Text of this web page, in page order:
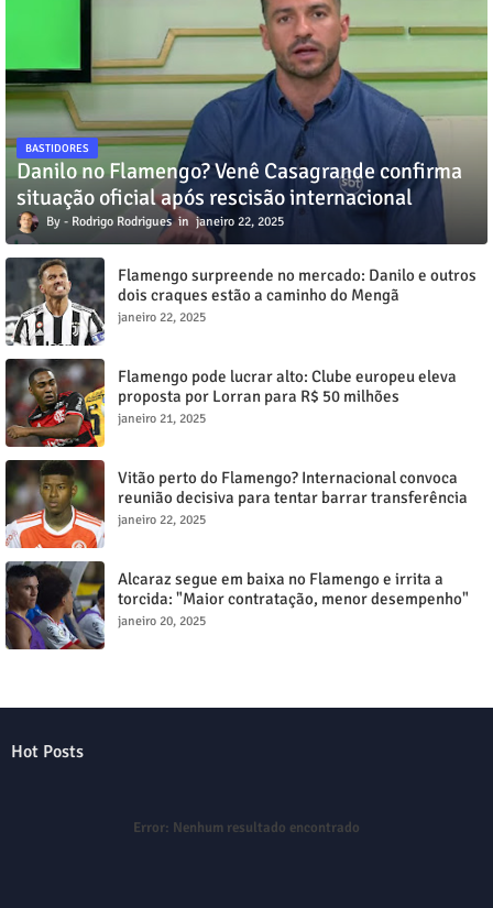
BASTIDORES
Danilo no Flamengo? Venê Casagrande confirma
situação oficial após rescisão internacional
Rodrigo Rodrigues janeiro 22, 2025
Flamengo surpreende no mercado: Danilo e outros
dois craques estão a caminho do Mengã
janeiro 22, 2025
Flamengo pode lucrar alto: Clube europeu eleva
proposta por Lorran para R$ 50 milhões
janeiro 21, 2025
Vitão perto do Flamengo? Internacional convoca
reunião decisiva para tentar barrar transferência
milionária
janeiro 22, 2025
Alcaraz segue em baixa no Flamengo e irrita a
torcida: "Maior contratação, menor desempenho"
janeiro 20, 2025
Hot Posts
Error: Nenhum resultado encontrado